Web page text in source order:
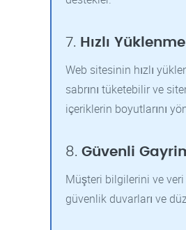
7. Hızlı
Web sitesinin hızlı
sabrını tüketebilir ve
içeriklerin boyutlarını
8. Güvenli
Müşteri bilgilerini ve
güvenlik duvarları ve